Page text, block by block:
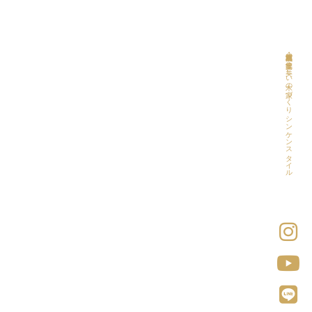
福岡・熊本・鹿児島の提案住宅｜美しい木の家づくり シンケンスタイル